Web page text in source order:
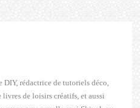
DIY, rédactrice de tutoriels déco,
livres de loisirs créatifs, et aussi